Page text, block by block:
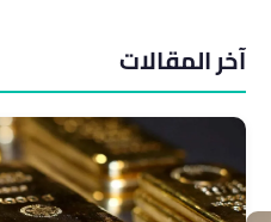
آخر المقالات